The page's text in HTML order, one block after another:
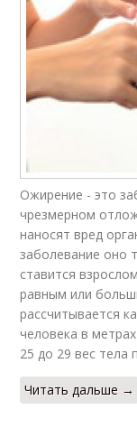
Ожирение - это
чрезмерном
наносят вред
заболевание оно
ставится
равным или
рассчитывается
человека в
25 до 29 вес тела
Читать дальше →